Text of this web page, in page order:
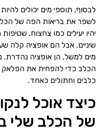
לבסוף, תוספי מים יכולים
לשפר את בריאות הפה של
יהיו יעילים כמו צחצוח,
שיניים. אבל הם אופציה קלה
מים למשל, הן אופציה נהדרת.
הכלב כדי להפחית את הפלאק
כלבים וחתולים כאחד.
כיצד אוכל
של הכלב שלי